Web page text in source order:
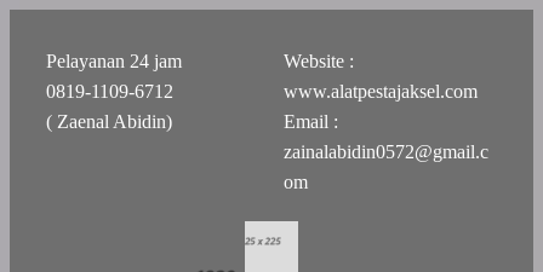
Pelayanan 24 jam
0819-1109-6712
( Zaenal Abidin)
Website :
www.alatpestajaksel.com
Email :
zainalabidin0572@gmail.c
om